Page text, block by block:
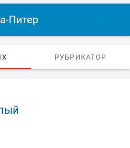
Питер
РУБРИКАТОР